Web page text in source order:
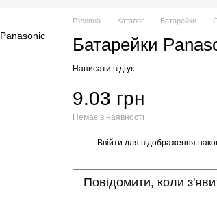
Головна Каталог Батарейки
Батарейки
Написати відгук
9.03 грн
Немає в наявності
Ввійти для відображення
Повідомити, коли